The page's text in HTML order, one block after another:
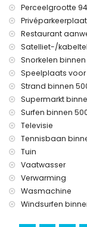
Juan de los
promenade
waterpark
Terreros,
kasteel, ruïne,
kilometer van
museum en
Sport
surfen en
appartement)
golf (Aguilon
appartement)
Perceelgrootte
Restaurant
Satelliet-/
Snorkelen
Speelplaats voor
Strand binnen
Supermarkt
Surfen binnen
Televisie
Tennisbaan
Tuin
Vaatwasser
Verwarming
Wasmachine
Windsurfen